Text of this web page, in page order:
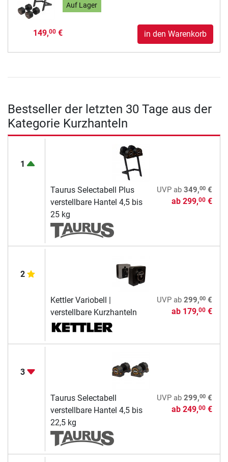
Auf Lager
149,00€ in den Warenkorb
Bestseller der letzten 30 Tage aus der
Kategorie Kurzhanteln
1
Taurus Selectabell Plus
verstellbare Hantel 4,5 bis
25 kg
UVPab 349,00€
ab 299,00€
2
Kettler Variobell |
verstellbare Kurzhanteln
UVPab 299,00€
ab 179,00€
3
Taurus Selectabell
verstellbare Hantel 4,5 bis
22,5 kg
UVPab 299,00€
ab 249,00€